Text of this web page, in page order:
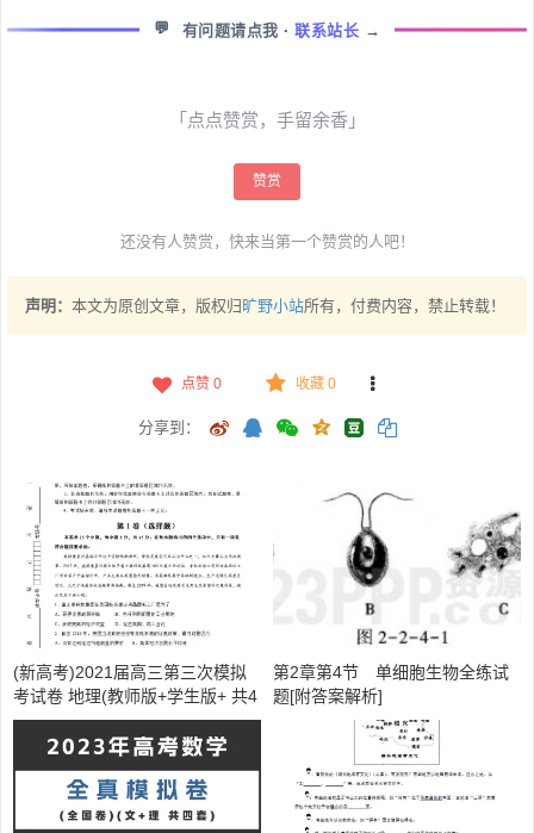
💬 有问题请点我 ·联系站长 →
「点点赞赏，手留余香」
赞赏
还没有人赞赏，快来当第一个赞赏的人吧！
声明： 本文为原创文章，版权归 旷野小站所有，付费内容，禁止转载！
点赞 0 收藏 0
分享到：
(新高考)2021届高三第三次模拟
考试卷 地理(教师版+学生版+ 共4
套)(doc格式下载)【A01716】
第2章第4节 单细胞生物全练试
题[附答案解析]